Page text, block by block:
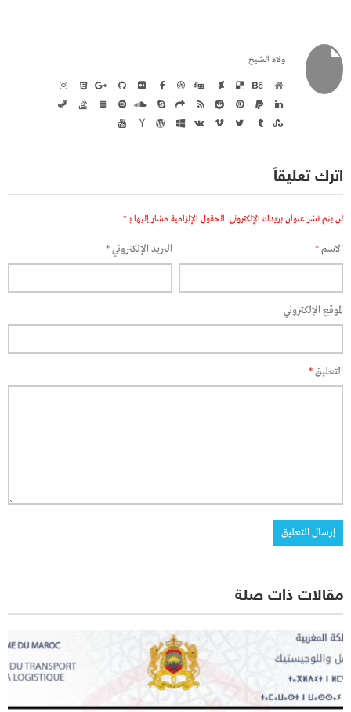
ولاء الشيخ
اترك تعليقاً
لن يتم نشر عنوان بريدك الإلكتروني. الحقول الإلزامية مشار إليها بـ *
الاسم* البريد الإلكتروني*
الموقع الإلكتروني
التعليق*
مقالات ذات صلة